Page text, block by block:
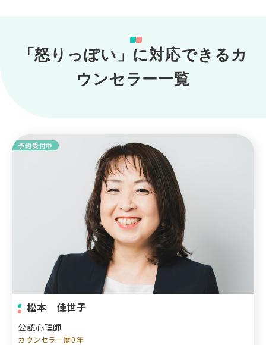
「怒りっぽい」に対応できるカ
ウンセラー一覧
予約受付中
松本 佳世子
公認心理師
カウンセラー歴9年